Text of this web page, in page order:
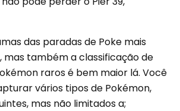
das paradas de Poke mais
mas também a classificação de
raros é bem maior lá. Você
vários tipos de Pokémon,
mas não limitados a;